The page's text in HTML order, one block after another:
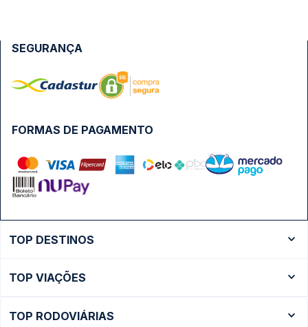
FORMAS DE PAGAMENTO
SEGURANÇA
TOP DESTINOS
Ônibus São Paulo
TOP VIAÇÕES
TOP RODOVIÁRIAS